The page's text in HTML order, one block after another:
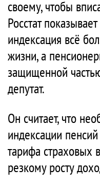
своему, чтобы
Росстат
индексация всё
жизни, а
защищенной
депутат.
Он считает, что
индексации
тарифа страховых
резкому росту